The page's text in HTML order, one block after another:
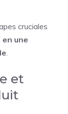
cruciales
une
.
et